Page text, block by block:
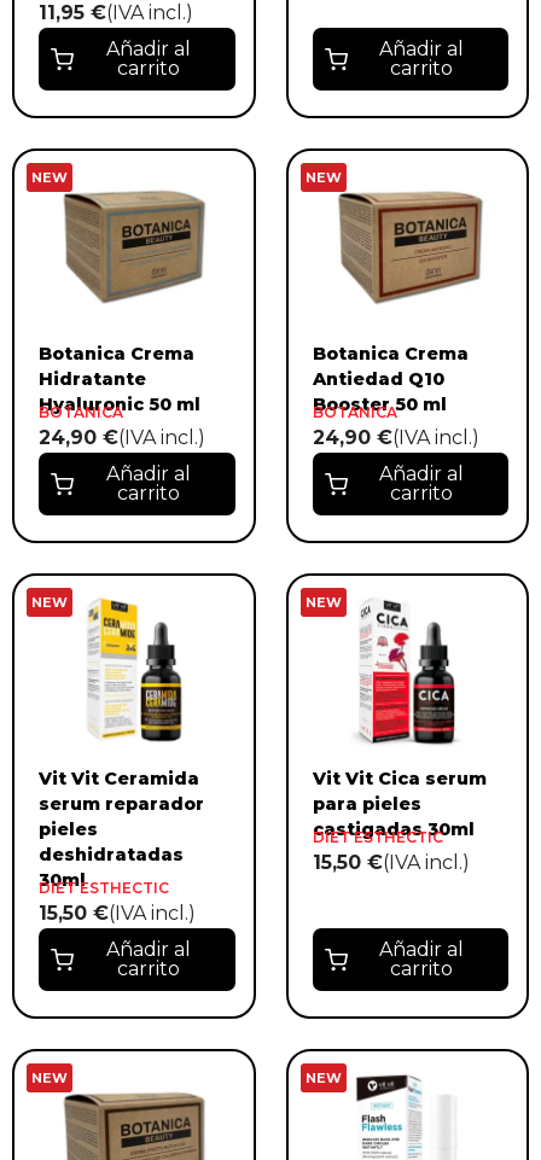
11,95 €(IVA incl.)
Añadir al
carrito
Añadir al
carrito
NEW
Botanica Crema
Hidratante
Hyaluronic 50 ml
BOTANICA
24,90 €(IVA incl.)
Añadir al
carrito
NEW
Botanica Crema
Antiedad Q10
Booster 50 ml
BOTANICA
24,90 €(IVA incl.)
Añadir al
carrito
NEW
Vit Vit Ceramida
serum reparador
pieles
deshidratadas
30ml
DIET ESTHECTIC
15,50 €(IVA incl.)
Añadir al
carrito
NEW
Vit Vit Cica serum
para pieles
castigadas 30ml
DIET ESTHECTIC
15,50 €(IVA incl.)
Añadir al
carrito
NEW NEW